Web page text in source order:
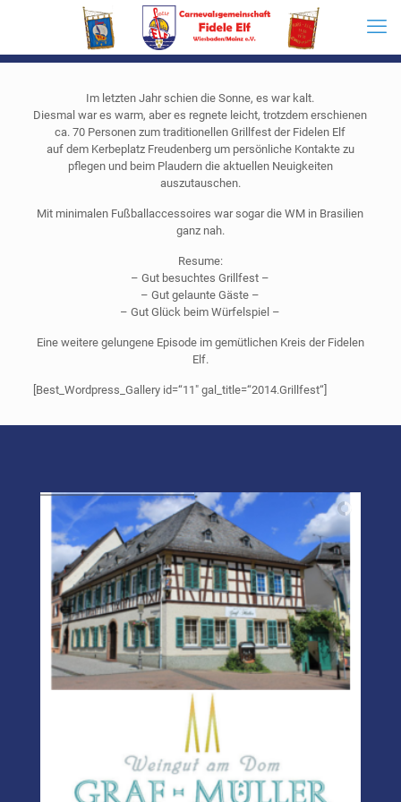
Im letzten Jahr schien die Sonne, es war kalt.
Diesmal war es warm, aber es regnete leicht, trotzdem erschienen
ca. 70 Personen zum traditionellen Grillfest der Fidelen Elf
auf dem Kerbeplatz Freudenberg um persönliche Kontakte zu
pflegen und beim Plaudern die aktuellen Neuigkeiten
auszutauschen.
Mit minimalen Fußballaccessoires war sogar die WM in Brasilien
ganz nah.
Resume:
– Gut besuchtes Grillfest –
– Gut gelaunte Gäste –
– Gut Glück beim Würfelspiel –
Eine weitere gelungene Episode im gemütlichen Kreis der Fidelen
Elf.
[Best_Wordpress_Gallery id=“11″ gal_title=“2014.Grillfest“]